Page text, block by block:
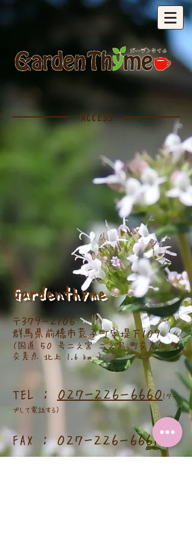
​ACCESS
Gardenthyme
​〒３７９ー２１０６
群馬県前橋市荒子町字堤下１０９
（国道 ５０ 号二之宮 二之宮 町交差点 町
交差点 北上 1.6 km ）
TEL ： ０２７－２２６ー６６６０ (タッ
プして電話する）
​FAX ： ０２７－２２６ー６６６１